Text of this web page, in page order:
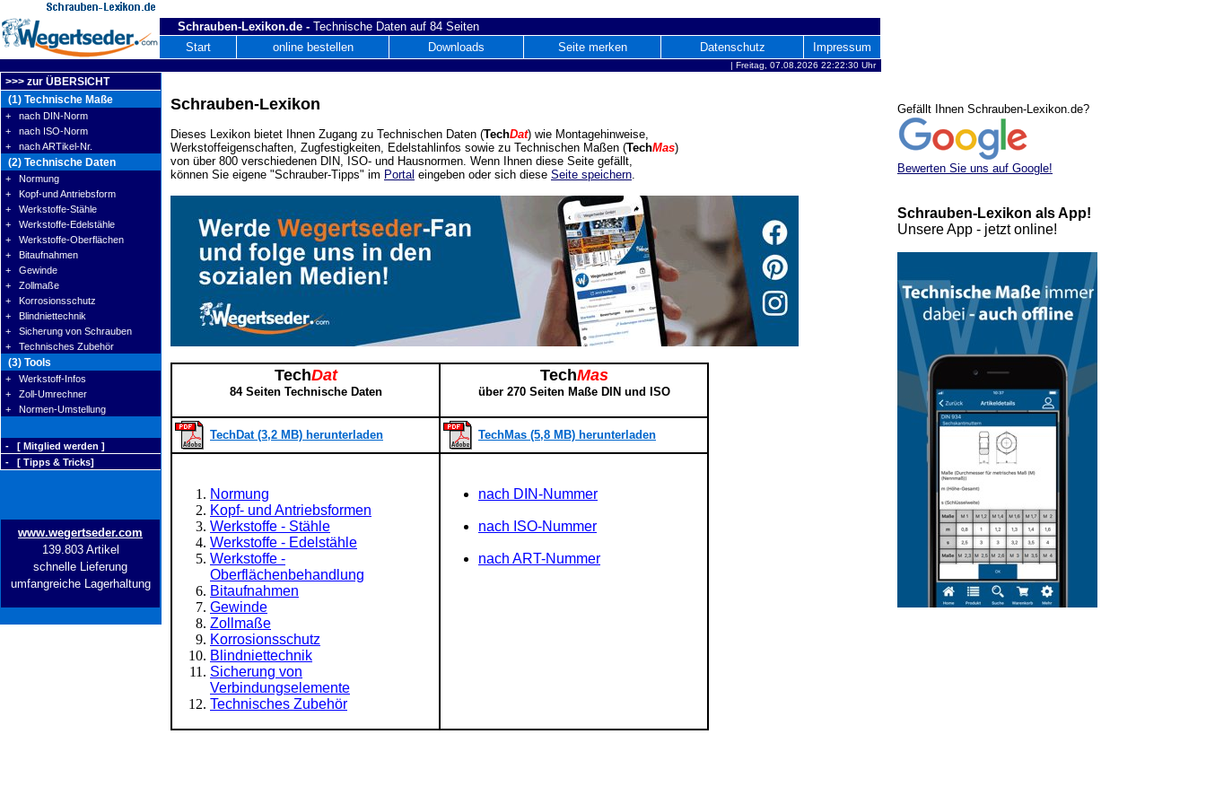
Schrauben-Lexikon.de - Technische Daten auf 84 Seiten
Start
online bestellen Downloads Seite merken Datenschutz Impressum
| Freitag, 07.08.2026 22:22:30 Uhr
>>> zur ÜBERSICHT
(1) Technische Maße
+ nach DIN-Norm
+ nach ISO-Norm
+ nach ARTikel-Nr.
(2) Technische Daten
+ Normung
+ Kopf-und Antriebsform
+ Werkstoffe-Stähle
+ Werkstoffe-Edelstähle
+ Werkstoffe-Oberflächen
+ Bitaufnahmen
+ Gewinde
+ Zollmaße
+ Korrosionsschutz
+ Blindniettechnik
+ Sicherung von Schrauben
+ Technisches Zubehör
(3) Tools
+ Werkstoff-Infos
+ Zoll-Umrechner
+ Normen-Umstellung
- [ Mitglied werden ]
- [ Tipps & Tricks]
www.wegertseder.com
139.803 Artikel
schnelle Lieferung
umfangreiche Lagerhaltung
Schrauben-Lexikon
Dieses Lexikon bietet Ihnen Zugang zu Technischen Daten (TechDat) wie Montagehinweise,
Werkstoffeigenschaften, Zugfestigkeiten, Edelstahlinfos sowie zu Technischen Maßen (TechMas)
von über 800 verschiedenen DIN, ISO- und Hausnormen. Wenn Ihnen diese Seite gefällt,
können Sie eigene "Schrauber-Tipps" im Portal eingeben oder sich diese Seite speichern.
TechDat
84 Seiten Technische Daten
TechMas
über 270 Seiten Maße DIN und ISO
TechDat (3,2 MB) herunterladen TechMas (5,8 MB) herunterladen
Normung
Kopf- und Antriebsformen
Werkstoffe - Stähle
Werkstoffe - Edelstähle
Werkstoffe -
Oberflächenbehandlung
Bitaufnahmen
Gewinde
Zollmaße
Korrosionsschutz
Blindniettechnik
Sicherung von
Verbindungselemente
Technisches Zubehör
nach DIN-Nummer
nach ISO-Nummer
nach ART-Nummer
Gefällt Ihnen Schrauben-Lexikon.de?
Bewerten Sie uns auf Google!
Schrauben-Lexikon als App!
Unsere App - jetzt online!